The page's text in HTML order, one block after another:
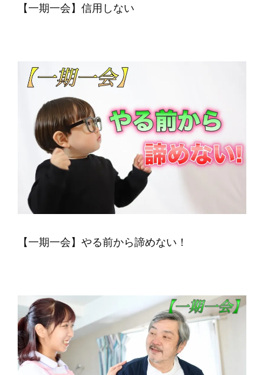
【一期一会】信用しない
【一期一会】やる前から諦めない！